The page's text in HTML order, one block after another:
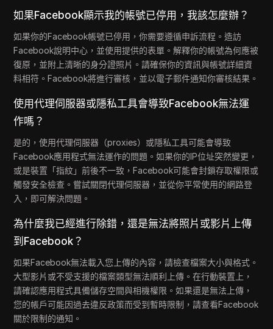
如果Facebook顯示我的帳號已停用，我該怎麼辦？
如果你的Facebook帳號已停用，你需要遵循申訴流程。造訪
Facebook說明中心，並使用提供的表單。解釋你的帳號為何應被
復原，並附上清晰的身分證照片。請確保你的資訊與帳號詳細資
料相符。Facebook將進行審核，並以電子郵件通知你審核結果。
使用代理伺服器或隱私工具會導致Facebook無法運
作嗎？
是的，使用代理伺服器（proxies）或隱私工具可能會導致
Facebook應用程式無法運作的問題。如果你的IP位址突然變更，
或是裝置「指紋」前後不一致，Facebook可能會封鎖存取權限或
觸發安全檢查。嘗試關閉代理伺服器，並從你平常使用的網路登
入，即可解決問題。
為什麼我已經進行除錯，還是無法將照片或影片上傳
到Facebook？
如果Facebook無法載入您上傳的內容，請檢查檔案大小與格式。
大型影片或不受支援的檔案類型無法順利上傳。在行動裝置上，
請確認應用程式具備儲存空間與相機權限。如果還是無法上傳，
您的帳戶可能因過去違反政策而受到暫時限制，請查看Facebook
關於限制的通知。